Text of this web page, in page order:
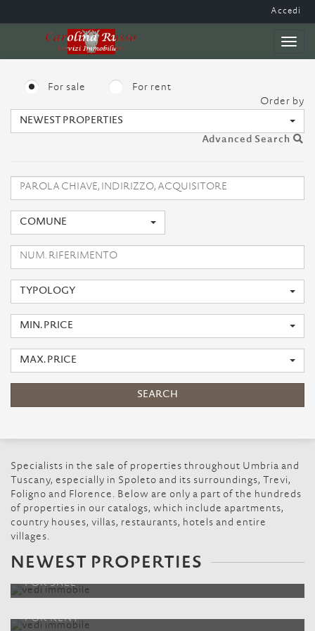
Accedi
For sale
For rent
Order by
NEWEST PROPERTIES
Advanced Search
COMUNE
TYPOLOGY
MIN. PRICE
MAX. PRICE
SEARCH
Specialists in the sale of properties throughout Umbria and
Tuscany, especially in Spoleto and its surroundings, Trevi,
Foligno and Florence. Below are only a part of the hundreds
of properties in our catalogs, which include apartments,
country houses, villas, restaurants, hotels and entire
villages.
NEWEST PROPERTIES
GARAGE NELLA PERIFERIA DI FOLIGNO
FOR SALE
MOBILIO NEL CENTRO STORICO ALTO DI
SPOLETO
FOR RENT
COMPLETAMENTE URBANIZZATO IN